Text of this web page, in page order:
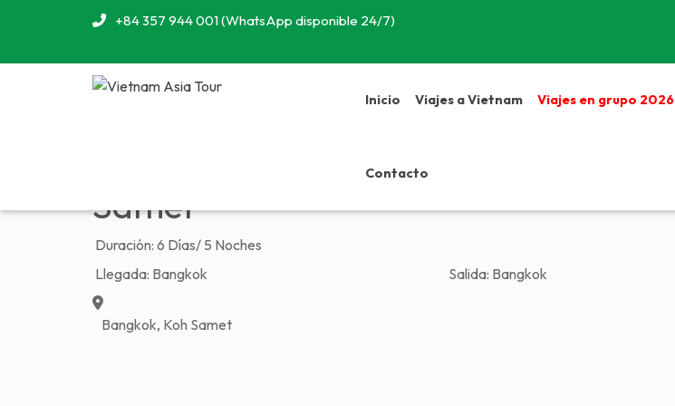
+84 357 944 001 (WhatsApp disponible 24/7)
Inicio Viajes a Vietnam Viajes en grupo 2026
Contacto
Explora la esencia de Bangkok y Koh
Samet
Duración: 6 Días/ 5 Noches
Llegada: Bangkok Salida: Bangkok
Bangkok, Koh Samet